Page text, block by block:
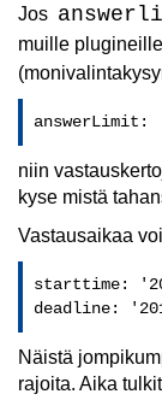
Jos
muille
answerLimit:
niin
kyse mistä
Vastausaikaa
starttime:
deadline:
Näistä
rajoita. Aika